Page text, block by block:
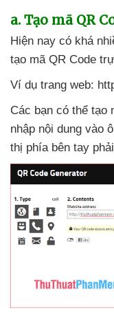
a. Tạo mã QR
Hiện nay có khá
tạo mã QR Code
Ví dụ trang web:
Các bạn có thể tạo
nhập nội dung vào
thị phía bên tay